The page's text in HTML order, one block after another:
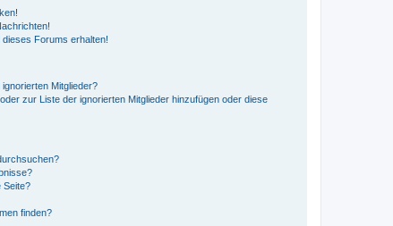
dieses Forums erhalten!
Mitglieder?
zur Liste der ignorierten Mitglieder hinzufügen oder diese
Seite?
finden?